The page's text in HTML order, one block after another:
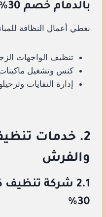
بالدمام خصم 30%
نغطي أعمال النظافة
تنظيف الواجهات
كنس وتشغيل
إدارة النفايات
2. خدمات
والفرش
2.1 شركة
30%